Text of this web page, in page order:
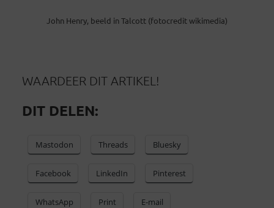
John Henry, beeld in Talcott (fotocredit wikimedia)
WAARDEER DIT ARTIKEL!
DIT DELEN:
Mastodon Threads Bluesky
Facebook LinkedIn Pinterest
WhatsApp Print E-mail